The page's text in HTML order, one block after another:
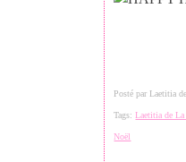
Posté par Laetitia
Tags:Laetitia de
Noël